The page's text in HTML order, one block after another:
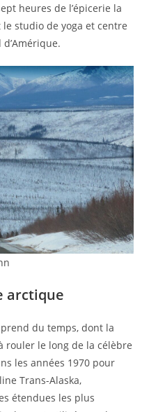
heures de l’épicerie la
le studio de yoga et centre
arctique
du temps, dont la
rouler le long de la célèbre
les années 1970 pour
Trans-Alaska,
étendues les plus